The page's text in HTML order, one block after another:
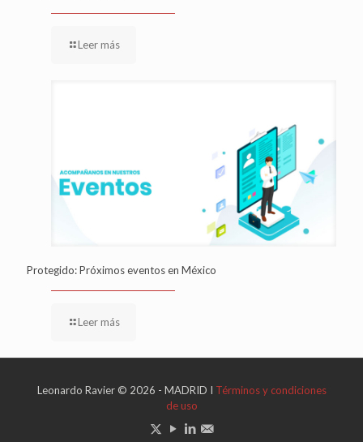
Leer más
Protegido: Próximos eventos en México
Leer más
Leonardo Ravier © 2026 - MADRID I Términos y condiciones
de uso